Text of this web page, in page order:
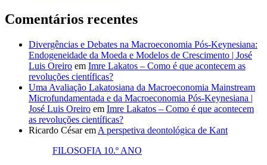
Comentários recentes
Divergências e Debates na Macroeconomia Pós-Keynesiana:
Endogeneidade da Moeda e Modelos de Crescimento | José
Luis Oreiro em Imre Lakatos – Como é que acontecem as
revoluções científicas?
Uma Avaliação Lakatosiana da Macroeconomia Mainstream
Microfundamentada e da Macroeconomia Pós-Keynesiana |
José Luis Oreiro em Imre Lakatos – Como é que acontecem
as revoluções científicas?
Ricardo Césarem A perspetiva deontológica de Kant
FILOSOFIA 10.º ANO